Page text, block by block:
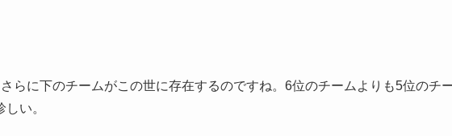
らに下のチームがこの世に存在するのですね。6位のチームよりも5位のチ
い。